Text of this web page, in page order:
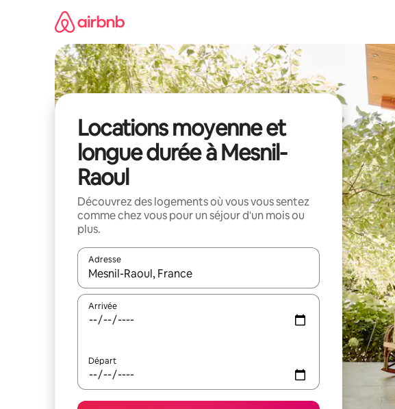
Locations moyenne et
longue durée à Mesnil-
Raoul
Découvrez des logements où vous vous sentez
comme chez vous pour un séjour d'un mois ou
plus.
Adresse
Lorsque les résultats s'affichent, utilisez les flèches vers le haut et
Arrivée
Départ